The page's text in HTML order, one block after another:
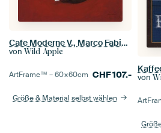
Cafe Moderne V., Marco Fabiano
von Wild Apple
ArtFrame™ –60×60cm CHF107.-
Größe & Material selbst wählen
von